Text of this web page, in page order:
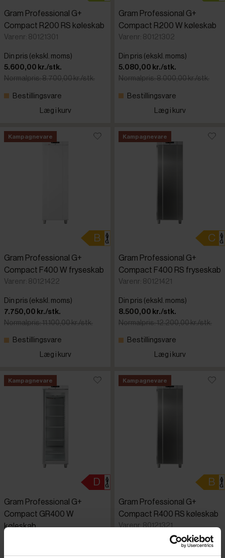
Gram Professional G+
Compact R200 RS køleskab
Varenr: 80121301
Din pris (ekskl. moms)
5.600,00 kr./stk.
Normalpris: 8.700,00 kr./stk.
Bestillingsvare
Læg i kurv
Gram Professional G+
Compact R200 W køleskab
Varenr: 80121302
Din pris (ekskl. moms)
5.080,00 kr./stk.
Normalpris: 8.000,00 kr./stk.
Bestillingsvare
Læg i kurv
Kampagnevare
Gram Professional G+
Compact F400 W fryseskab
Varenr: 80121422
Din pris (ekskl. moms)
7.750,00 kr./stk.
Normalpris: 11.100,00 kr./stk.
Bestillingsvare
Læg i kurv
Kampagnevare
Gram Professional G+
Compact F400 RS fryseskab
Varenr: 80121421
Din pris (ekskl. moms)
8.500,00 kr./stk.
Normalpris: 12.200,00 kr./stk.
Bestillingsvare
Læg i kurv
Kampagnevare
Gram Professional G+
Compact GR400 W
køleskab
Kampagnevare
Gram Professional G+
Compact R400 RS køleskab
Varenr: 80121321